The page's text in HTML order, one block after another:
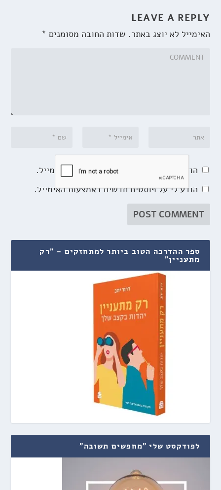
LEAVE A REPLY
האימייל לא יוצג באתר. שדות החובה מסומנים *
הודע לי על תגובות נוספות באמצעות האימייל.
הודע לי על פוסטים חדשים באמצעות האימייל.
ספר ההדרכה הטוב ביותר למתחזקים – "רק
מתעניין"
לפודקסט שלי "מחפשים תשובה"